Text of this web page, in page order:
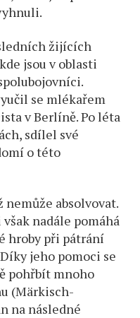
žijících
jsou v oblasti
se mlékařem
v Berlíně. Po léta
sdílel své
o této
absolvovat.
nadále pomáhá
hroby při pátrání
jeho pomoci se
pohřbít mnoho
(Märkisch-
na následné